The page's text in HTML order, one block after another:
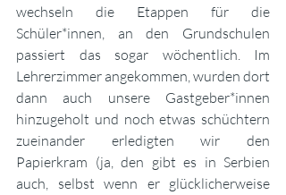
wechseln die Etappen für die
Schüler*innen, an den Grundschulen
passiert das sogar wöchentlich. Im
Lehrerzimmer angekommen, wurden dort
dann auch unsere Gastgeber*innen
hinzugeholt und noch etwas schüchtern
zueinander erledigten wir den
Papierkram (ja, den gibt es in Serbien
auch, selbst wenn er glücklicherweise